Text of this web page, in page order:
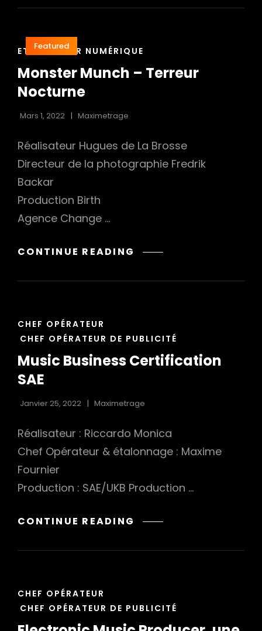
DE
Featured
CAT
ETALONNEUR NUMÉRIQUE
Monster Munch – Terreur
Nocturne
Mars 1, 2022 Maximetrage
Réalisateur Hugues de La Brosse
Directeur de la photographie Fredrik
Backar
Production Birth
Agence Change …
CONTINUE READING MONSTER
–
CAT
LINKS
CHEF OPÉRATEUR
CHEF OPÉRATEUR DE PUBLICITÉ
Music Business Certification
SAE
Janvier 25, 2022 Maximetrage
Réalisateur : Riccardo Monica
Chef Opérateur & étalonnage : Maxime
Fournier
Production : SAE/UKB Production …
CONTINUE READING MUSIC
CERTIFICATION
CAT
LINKS
CHEF OPÉRATEUR
CHEF OPÉRATEUR DE PUBLICITÉ